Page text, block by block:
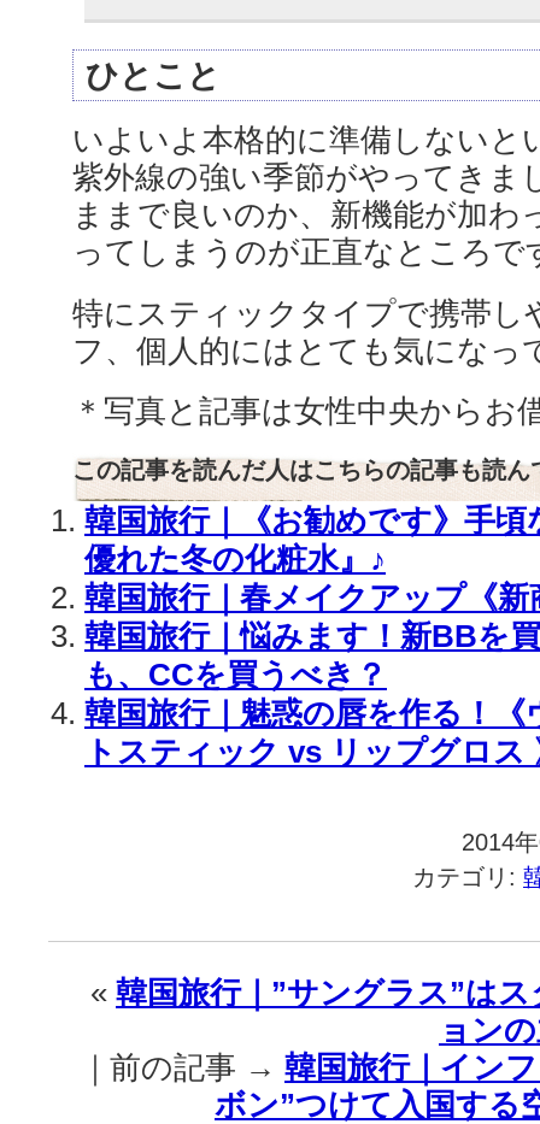
ひとこと
いよいよ本格的に準備しないと
紫外線の強い季節がやってきま
ままで良いのか、新機能が加わ
ってしまうのが正直なところで
特にスティックタイプで携帯し
フ、個人的にはとても気になっ
＊写真と記事は女性中央からお
この記事を読んだ人はこちらの記事も読ん
韓国旅行｜《お勧めです》手頃
優れた冬の化粧水』♪
韓国旅行｜春メイクアップ《
韓国旅行｜悩みます！新BBを
も、CCを買うべき？
韓国旅行｜魅惑の唇を作る！
トスティック vs リップグロス
2014
カテゴリ:
« 韓国旅行｜”サングラス”は
ョン
｜前の記事 → 韓国旅行｜イン
ボン”つけて入国する